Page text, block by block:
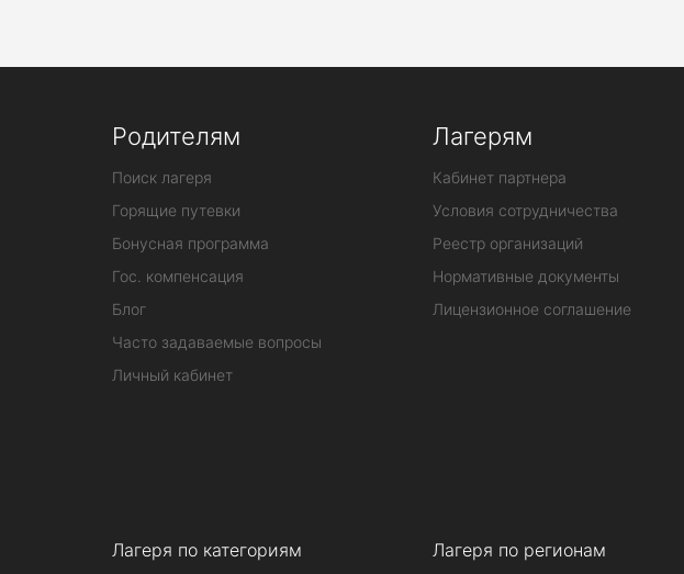
Родителям
Поиск лагеря
Горящие путевки
Бонусная программа
Гос. компенсация
Блог
Часто задаваемые вопросы
Личный кабинет
Лагерям
Кабинет партнера
Условия сотрудничества
Реестр организаций
Нормативные документы
Лицензионное соглашение
Лагеря по категориям Лагеря по регионам